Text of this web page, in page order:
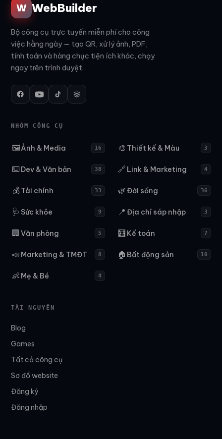
W WebBuilder
Bộ công cụ trực tuyến miễn phí cho công
việc hằng ngày — tạo QR, xử lý ảnh, PDF,
tính toán và hàng chục tiện ích khác, chạy
ngay trên trình duyệt.
NHÓM CÔNG CỤ
🖼️Ảnh & Media 16 🎨 Thiết kế & Màu 3
⌨️ Dev & Văn bản 38 🔗 Link & Marketing 4
💰Tài chính 33 🌿Đời sống 36
🩺 Sức khỏe 9 📍 Địa chỉ sáp nhập 3
🏢 Văn phòng 5 🧮 Kế toán 7
📣 Marketing & TMĐT 8 🏠 Bất động sản 10
👶 Mẹ & Bé 4
TÀI NGUYÊN
Blog
Games
Tất cả công cụ
Sơ đồ website
Đăng ký
Đăng nhập